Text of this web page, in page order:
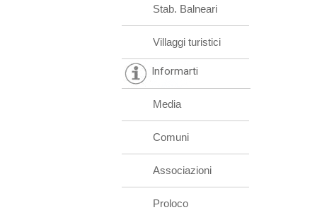
Stab. Balneari
Villaggi turistici
Informarti
Media
Comuni
Associazioni
Proloco